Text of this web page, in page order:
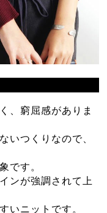
、窮屈感がありま
いつくりなので、
です。
ンが強調されて上
いニットです。